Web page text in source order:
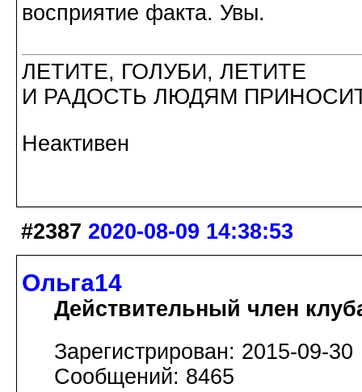
восприятие факта. Увы.
ЛЕТИТЕ, ГОЛУБИ, ЛЕТИТЕ
И РАДОСТЬ ЛЮДЯМ
Неактивен
#2387 2020-08-09 14:38:53
Ольга14
Действительный член
Зарегистрирован: 2015-09-30
Сообщений: 8465